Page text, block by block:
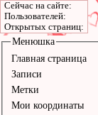
Менюшка
Главная страница
Записи
Метки
Мои координаты
Сейчас на сайте:
Пользователей:
Открытых страниц: